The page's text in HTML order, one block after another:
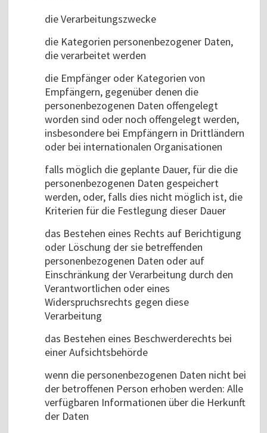
die Verarbeitungszwecke
die Kategorien personenbezogener Daten,
die verarbeitet werden
die Empfänger oder Kategorien von
Empfängern, gegenüber denen die
personenbezogenen Daten offengelegt
worden sind oder noch offengelegt werden,
insbesondere bei Empfängern in Drittländern
oder bei internationalen Organisationen
falls möglich die geplante Dauer, für die die
personenbezogenen Daten gespeichert
werden, oder, falls dies nicht möglich ist, die
Kriterien für die Festlegung dieser Dauer
das Bestehen eines Rechts auf Berichtigung
oder Löschung der sie betreffenden
personenbezogenen Daten oder auf
Einschränkung der Verarbeitung durch den
Verantwortlichen oder eines
Widerspruchsrechts gegen diese
Verarbeitung
das Bestehen eines Beschwerderechts bei
einer Aufsichtsbehörde
wenn die personenbezogenen Daten nicht bei
der betroffenen Person erhoben werden: Alle
verfügbaren Informationen über die Herkunft
der Daten